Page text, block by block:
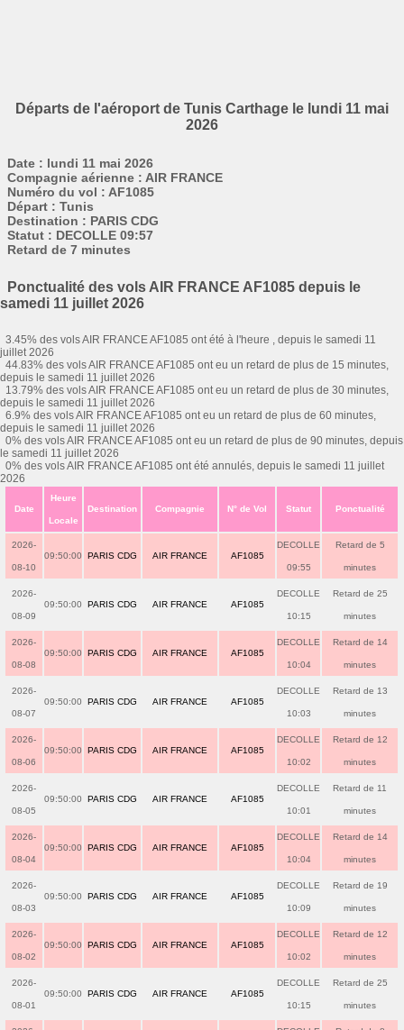
Départs de l'aéroport de Tunis Carthage le lundi 11 mai
2026
Date : lundi 11 mai 2026
Compagnie aérienne : AIR FRANCE
Numéro du vol : AF1085
Départ : Tunis
Destination : PARIS CDG
Statut : DECOLLE 09:57
Retard de 7 minutes
Ponctualité des vols AIR FRANCE AF1085 depuis le
samedi 11 juillet 2026
3.45% des vols AIR FRANCE AF1085 ont été à l'heure , depuis le samedi 11
juillet 2026
44.83% des vols AIR FRANCE AF1085 ont eu un retard de plus de 15 minutes,
depuis le samedi 11 juillet 2026
13.79% des vols AIR FRANCE AF1085 ont eu un retard de plus de 30 minutes,
depuis le samedi 11 juillet 2026
6.9% des vols AIR FRANCE AF1085 ont eu un retard de plus de 60 minutes,
depuis le samedi 11 juillet 2026
0% des vols AIR FRANCE AF1085 ont eu un retard de plus de 90 minutes, depuis
le samedi 11 juillet 2026
0% des vols AIR FRANCE AF1085 ont été annulés, depuis le samedi 11 juillet
2026
Date
Heure
Locale
Destination Compagnie N° de Vol Statut Ponctualité
2026-
08-10
09:50:00 PARIS CDG AIR FRANCE AF1085
DECOLLE
09:55
Retard de 5
minutes
2026-
08-09
09:50:00 PARIS CDG AIR FRANCE AF1085
DECOLLE
10:15
Retard de 25
minutes
2026-
08-08
09:50:00 PARIS CDG AIR FRANCE AF1085
DECOLLE
10:04
Retard de 14
minutes
2026-
08-07
09:50:00 PARIS CDG AIR FRANCE AF1085
DECOLLE
10:03
Retard de 13
minutes
2026-
08-06
09:50:00 PARIS CDG AIR FRANCE AF1085
DECOLLE
10:02
Retard de 12
minutes
2026-
08-05
09:50:00 PARIS CDG AIR FRANCE AF1085
DECOLLE
10:01
Retard de 11
minutes
2026-
08-04
09:50:00 PARIS CDG AIR FRANCE AF1085
DECOLLE
10:04
Retard de 14
minutes
2026-
08-03
09:50:00 PARIS CDG AIR FRANCE AF1085
DECOLLE
10:09
Retard de 19
minutes
2026-
08-02
09:50:00 PARIS CDG AIR FRANCE AF1085
DECOLLE
10:02
Retard de 12
minutes
2026-
08-01
09:50:00 PARIS CDG AIR FRANCE AF1085
DECOLLE
10:15
Retard de 25
minutes